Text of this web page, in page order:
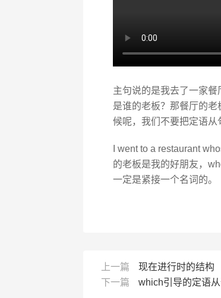
主句说的是我去了一家
是谁的老板？那餐厅的
候呢，我们不要把定语从
I went to a restaurant
的老板是我的好朋友，
一定是紧接一个名词的。
上一篇
现在进行时的结构
下一篇
which引导的定语